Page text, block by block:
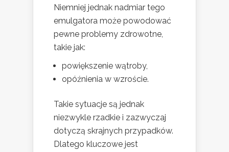
Niemniej jednak nadmiar tego
emulgatora może powodować
pewne problemy zdrowotne,
takie jak:
powiększenie wątroby,
opóźnienia w wzroście.
Takie sytuacje są jednak
niezwykle rzadkie i zazwyczaj
dotyczą skrajnych przypadków.
Dlatego kluczowe jest